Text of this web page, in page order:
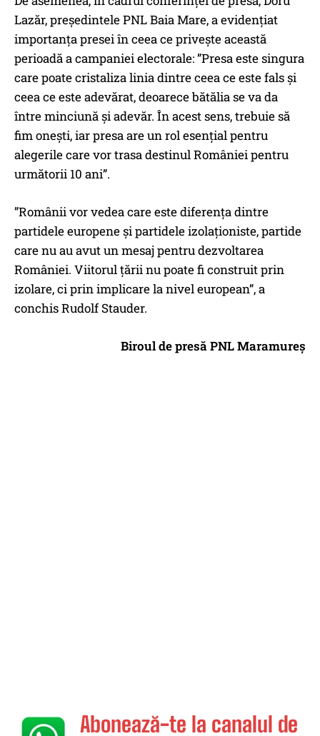
Lazăr, președintele PNL Baia Mare, a evidențiat
importanța presei în ceea ce privește această
perioadă a campaniei electorale: ”Presa este singura
care poate cristaliza linia dintre ceea ce este fals și
ceea ce este adevărat, deoarece bătălia se va da
între minciună și adevăr. În acest sens, trebuie să
fim onești, iar presa are un rol esențial pentru
alegerile care vor trasa destinul României pentru
următorii 10 ani”.
”Românii vor vedea care este diferența dintre
partidele europene și partidele izolaționiste, partide
care nu au avut un mesaj pentru dezvoltarea
României. Viitorul țării nu poate fi construit prin
izolare, ci prin implicare la nivel european”, a
conchis Rudolf Stauder.
Biroul de presă PNL Maramureș
Abonează-te la canalul de